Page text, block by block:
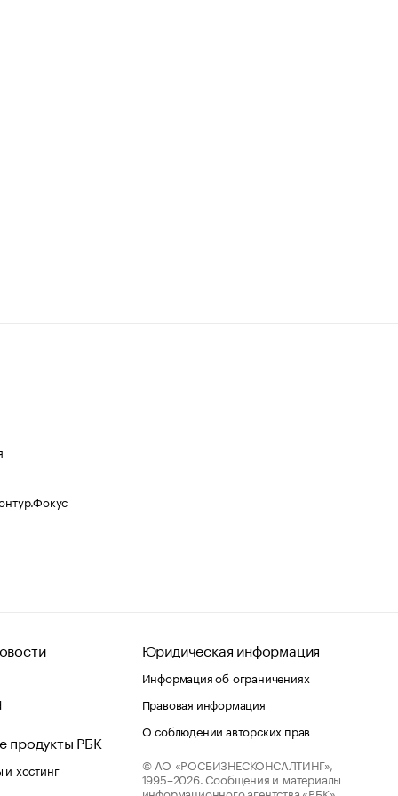
продукты РБК
хостинг
Юридическая информация
Информация об ограничениях
Правовая информация
О соблюдении авторских прав
© АО «РОСБИЗНЕСКОНСАЛТИНГ»,
1995–2026. Сообщения и материалы
информационного агентства «РБК»